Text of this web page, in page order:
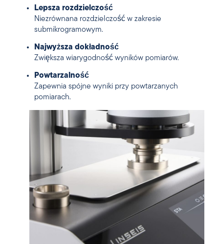
Lepsza rozdzielczość
Niezrównana rozdzielczość w zakresie
submikrogramowym.
Najwyższa dokładność
Zwiększa wiarygodność wyników pomiarów.
Powtarzalność
Zapewnia spójne wyniki przy powtarzanych
pomiarach.